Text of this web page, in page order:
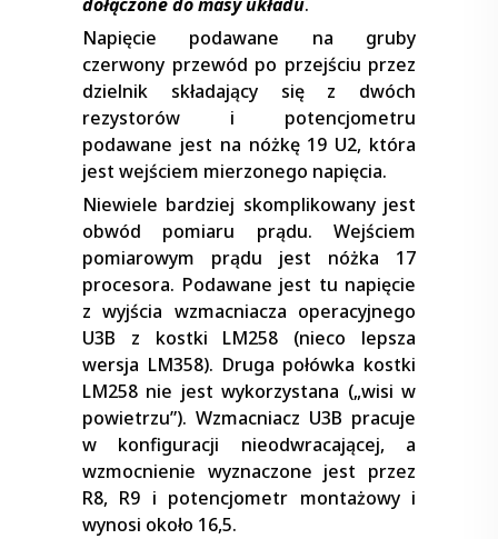
Napięcie podawane na gruby
czerwony przewód po przejściu przez
dzielnik składający się z dwóch
rezystorów i potencjometru
podawane jest na nóżkę 19 U2, która
jest wejściem mierzonego napięcia.
Niewiele bardziej skomplikowany jest
obwód pomiaru prądu. Wejściem
pomiarowym prądu jest nóżka 17
procesora. Podawane jest tu napięcie
z wyjścia wzmacniacza operacyjnego
U3B z kostki LM258 (nieco lepsza
wersja LM358). Druga połówka kostki
LM258 nie jest wykorzystana („wisi w
powietrzu”). Wzmacniacz U3B pracuje
w konfiguracji nieodwracającej, a
wzmocnienie wyznaczone jest przez
R8, R9 i potencjometr montażowy i
wynosi około 16,5.